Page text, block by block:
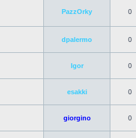
PazzOrky 0
dpalermo 0
Igor 0
esakki 0
giorgino 0